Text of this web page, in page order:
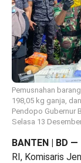
Pemusnahan
198,05 kg ganja,
Pendopo Gubernur
Selasa 13
BANTEN | BD —
RI, Komisaris